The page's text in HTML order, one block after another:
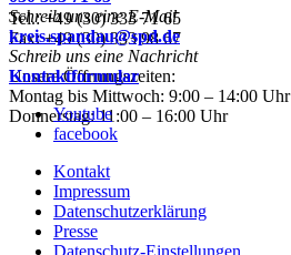
Tel.: +49 (30) 333 71 65
Fax: +49 (30) 333 98 67
Unsere Öffnungszeiten:
Montag bis Mittwoch: 9:00 – 14:00 Uhr
Donnerstag: 11:00 – 16:00 Uhr
Schreib uns eine E-Mail
kreis.spandau@spd.de
Schreib uns eine Nachricht
Kontaktformular
Youtube
facebook
Kontakt
Impressum
Datenschutzerklärung
Presse
Datenschutz-Einstellungen